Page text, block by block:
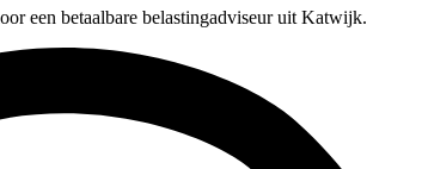
een betaalbare belastingadviseur uit Katwijk.